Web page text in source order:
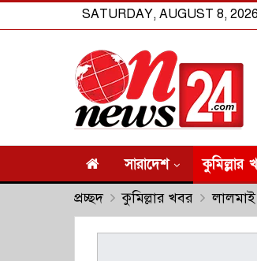
SATURDAY, AUGUST 8, 2026
সারাদেশ কুমিল্লার
প্রচ্ছদ কুমিল্লার খবর লালমাই